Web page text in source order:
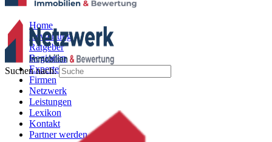
Home
Bewertung
Ratgeber
Regionen
Experten
Firmen
Netzwerk
Leistungen
Lexikon
Kontakt
Partner werden
Suchen nach: